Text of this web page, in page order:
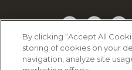
Facebook
Twitter
Politique
By clicking “Accept All
storing of cookies on your
navigation, analyze site